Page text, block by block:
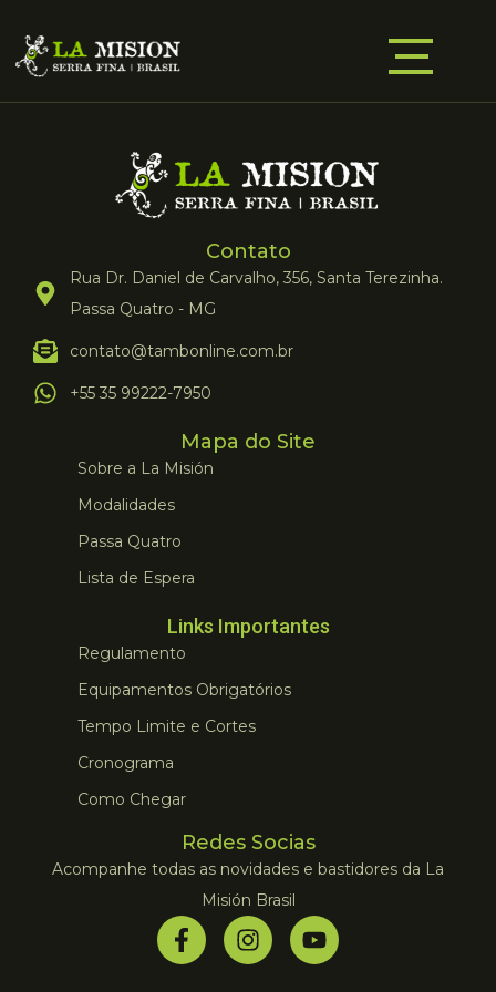
Contato
Rua Dr. Daniel de Carvalho, 356, Santa Terezinha.
Passa Quatro - MG
contato@tambonline.com.br
+55 35 99222-7950
Mapa do Site
Sobre a La Misión
Modalidades
Passa Quatro
Lista de Espera
Links Importantes
Regulamento
Equipamentos Obrigatórios
Tempo Limite e Cortes
Cronograma
Como Chegar
Redes Socias
Acompanhe todas as novidades e bastidores da La
Misión Brasil